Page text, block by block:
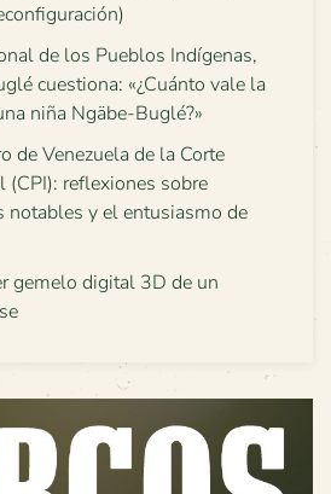
de los Pueblos Indígenas,
cuestiona: «¿Cuánto vale la
niña Ngäbe-Buglé?»
de Venezuela de la Corte
(CPI): reflexiones sobre
notables y el entusiasmo de
gemelo digital 3D de un